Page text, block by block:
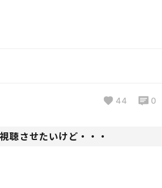
44 0
聴させたいけど・・・